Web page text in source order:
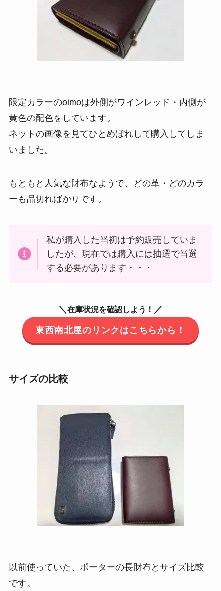
限定カラーのoimoは外側がワインレッド・内側が
黄色の配色をしています。
ネットの画像を見てひとめぼれして購入してしま
いました。
もともと人気な財布なようで、どの革・どのカラ
ーも品切ればかりです。
私が購入した当初は予約販売していま
したが、現在では購入には抽選で当選
する必要があります・・・
＼在庫状況を確認しよう！ ／
東西南北屋のリンクはこちらから！
サイズの比較
以前使っていた、ポーターの長財布とサイズ比較
です。